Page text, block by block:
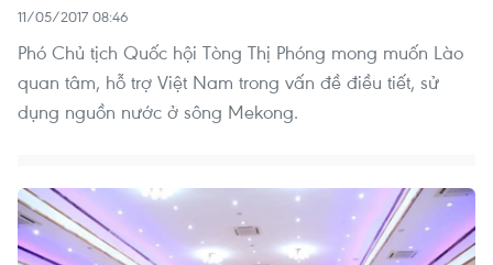
11/05/2017 08:46
Phó Chủ tịch Quốc hội Tòng Thị Phóng mong muốn Lào
quan tâm, hỗ trợ Việt Nam trong vấn đề điều tiết, sử
dụng nguồn nước ở sông M​ekong.